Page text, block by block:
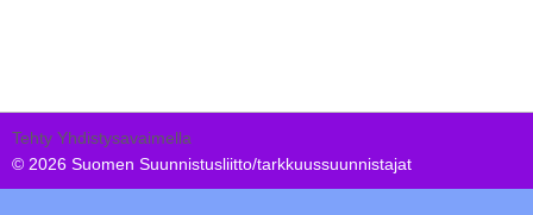
Tehty Yhdistysavaimella
© 2026 Suomen Suunnistusliitto/tarkkuussuunnistajat